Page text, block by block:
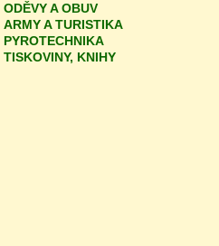
ODĚVY A OBUV
ARMY A TURISTIKA
PYROTECHNIKA
TISKOVINY, KNIHY